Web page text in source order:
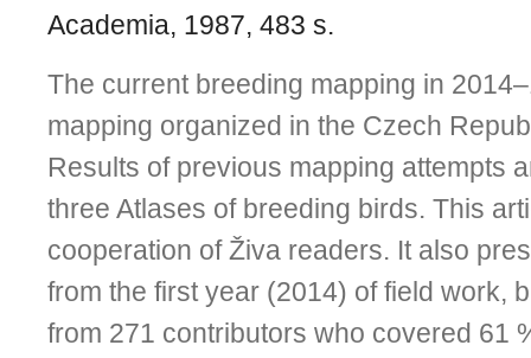
Academia, 1987, 483 s.
The current breeding mapping in
mapping organized in the Czech
Results of previous mapping attempts
three Atlases of breeding birds. This
cooperation of Živa readers. It also
from the first year (2014) of field work,
from 271 contributors who co­vered 61